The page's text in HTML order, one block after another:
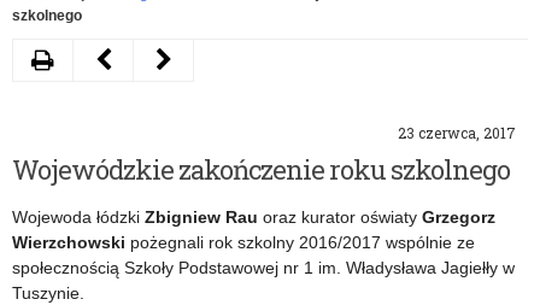
szkolnego
23 czerwca, 2017
Wojewódzkie zakończenie roku szkolnego
Wojewoda łódzki Zbigniew Rau oraz kurator oświaty Grzegorz
Wierzchowski pożegnali rok szkolny 2016/2017 wspólnie ze
społecznością Szkoły Podstawowej nr 1 im. Władysława Jagiełły w
Tuszynie.
DrukujNastępny
lat
Salezjańskiej
Organizacji
Poprzedni
z
Łodzi
wyróżniony